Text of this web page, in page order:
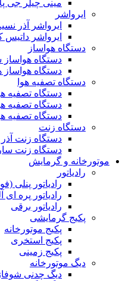
مینی چیلر جی
ایرواشر
ایرواشر آذر
ایرواشر داتیس
دستگاه هواساز
دستگاه
دستگاه هواساز
دستگاه تصفیه هوا
دستگاه تصفیه
دستگاه تصفیه
دستگاه تصفیه
دستگاه زنت
دستگاه زنت
دستگاه زنت
موتورخانه و گرمایش
رادیاتور
رادیاتور پنلی
رادیاتور پره ای
رادیاتور برقی
پکیج گرمایشی
پکیج موتورخانه
پکیج استخری
پکیج زمینی
دیگ موتورخانه
دیگ چدنی